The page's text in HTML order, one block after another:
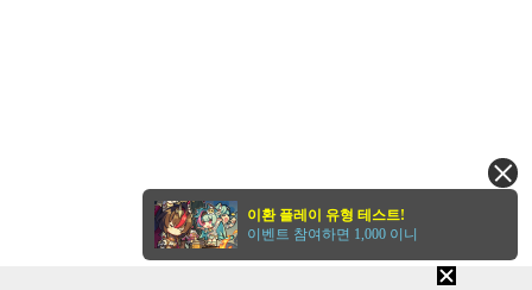
이환 플레이 유형 테스트!
이벤트 참여하면 1,000 이니